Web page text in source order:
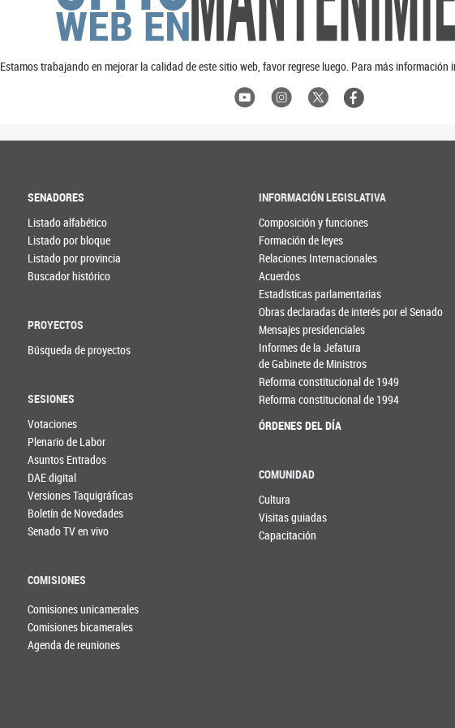
Estamos trabajando en mejorar la calidad de este sitio web, favor regrese luego. Para más información
SENADORES
Listado alfabético
Listado por bloque
Listado por provincia
Buscador histórico
PROYECTOS
Búsqueda de proyectos
SESIONES
Votaciones
Plenario de Labor
Asuntos Entrados
DAE digital
Versiones Taquigráficas
Boletín de Novedades
Senado TV en vivo
COMISIONES
Comisiones unicamerales
Comisiones bicamerales
Agenda de reuniones
INFORMACIÓN LEGISLATIVA
Composición y funciones
Formación de leyes
Relaciones Internacionales
Acuerdos
Estadísticas parlamentarias
Obras declaradas de interés por el Senado
Mensajes presidenciales
Informes de la Jefatura
de Gabinete de Ministros
Reforma constitucional de 1949
Reforma constitucional de 1994
ÓRDENES DEL DÍA
COMUNIDAD
Cultura
Visitas guiadas
Capacitación